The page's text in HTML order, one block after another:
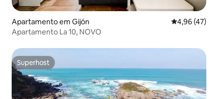
Apartamento em Gijón Classificação
4,96 (47)
Apartamento La 10, NOVO
Superhost
Superhost